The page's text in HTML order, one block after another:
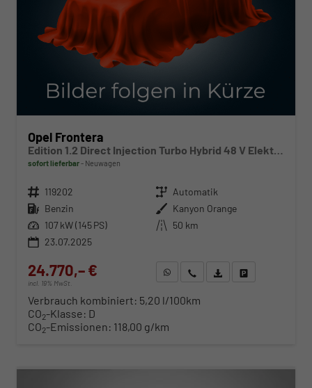
Opel Frontera
Edition 1.2 Direct Injection Turbo Hybrid 48 V Elektrisches 6-Ga
sofort lieferbar Neuwagen
Fahrzeugnr. 119202 Getriebe Automatik
Kraftstoff Benzin Außenfarbe Kanyon Orange
Leistung 107 kW (145 PS) Kilometerstand 50 km
23.07.2025
24.770,– €
incl. 19% MwSt.
WhatsApp anfragen
Wir rufen Sie anFahrzeugexposé (PDF)
Verbrauch kombiniert: 5,20 l/100km
CO2-Klasse: D
CO2-Emissionen: 118,00 g/km